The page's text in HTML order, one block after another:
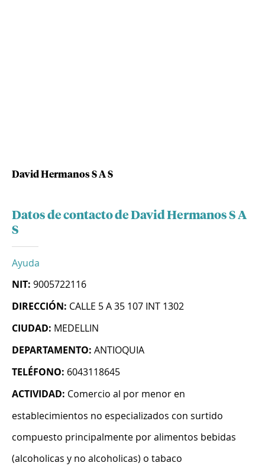
David Hermanos S A S
Datos de contacto de David Hermanos S A
S
Ayuda
NIT: 9005722116
DIRECCIÓN: CALLE 5 A 35 107 INT 1302
CIUDAD: MEDELLIN
DEPARTAMENTO: ANTIOQUIA
TELÉFONO: 6043118645
ACTIVIDAD: Comercio al por menor en
establecimientos no especializados con surtido
compuesto principalmente por alimentos bebidas
(alcoholicas y no alcoholicas) o tabaco